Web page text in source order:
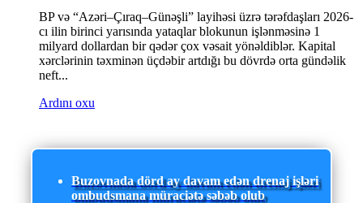
BP və “Azəri–Çıraq–Günəşli” layihəsi üzrə tərəfdaşları 2026-
cı ilin birinci yarısında yataqlar blokunun işlənməsinə 1
milyard dollardan bir qədər çox vəsait yönəldiblər. Kapital
xərclərinin təxminən üçdəbir artdığı bu dövrdə orta gündəlik
neft...
Ardını oxu
Buzovnada dörd ay davam edən drenaj işləri
ombudsmana müraciətə səbəb olub